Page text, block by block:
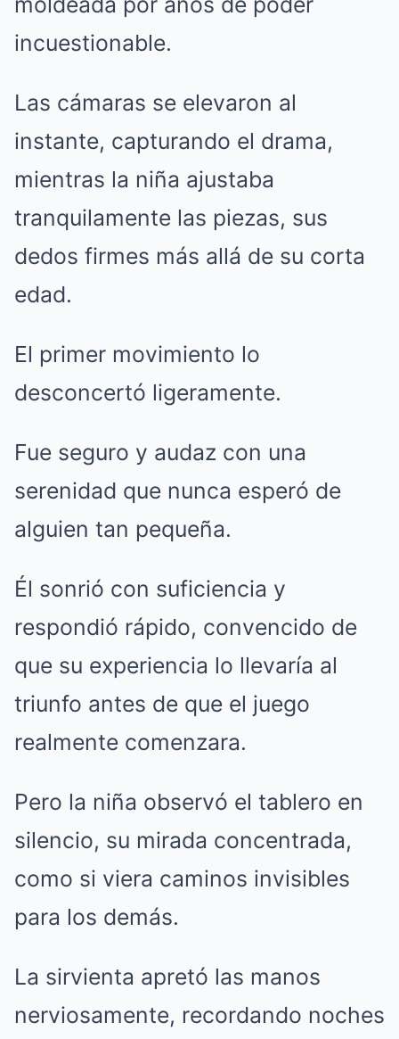
incuestionable.
Las cámaras se elevaron al
instante, capturando el drama,
mientras la niña ajustaba
tranquilamente las piezas, sus
dedos firmes más allá de su corta
edad.
El primer movimiento lo
desconcertó ligeramente.
Fue seguro y audaz con una
serenidad que nunca esperó de
alguien tan pequeña.
Él sonrió con suficiencia y
respondió rápido, convencido de
que su experiencia lo llevaría al
triunfo antes de que el juego
realmente comenzara.
Pero la niña observó el tablero en
silencio, su mirada concentrada,
como si viera caminos invisibles
para los demás.
La sirvienta apretó las manos
nerviosamente, recordando noches